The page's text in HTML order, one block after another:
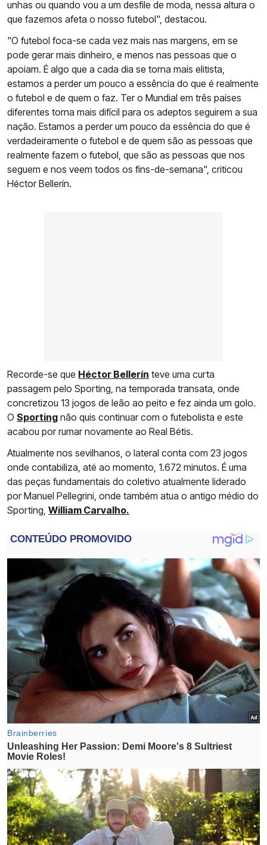
unhas ou quando vou a um desfile de moda, nessa altura o
que fazemos afeta o nosso futebol", destacou.
"O futebol foca-se cada vez mais nas margens, em se
pode gerar mais dinheiro, e menos nas pessoas que o
apoiam. É algo que a cada dia se torna mais elitista,
estamos a perder um pouco a essência do que é realmente
o futebol e de quem o faz. Ter o Mundial em três países
diferentes torna mais difícil para os adeptos seguirem a sua
nação. Estamos a perder um pouco da essência do que é
verdadeiramente o futebol e de quem são as pessoas que
realmente fazem o futebol, que são as pessoas que nos
seguem e nos veem todos os fins-de-semana", criticou
Héctor Bellerín.
Recorde-se que Héctor Bellerín teve uma curta
passagem pelo Sporting, na temporada transata, onde
concretizou 13 jogos de leão ao peito e fez ainda um golo.
O Sporting não quis continuar com o futebolista e este
acabou por rumar novamente ao Real Bétis.
Atualmente nos sevilhanos, o lateral conta com 23 jogos
onde contabiliza, até ao momento, 1.672 minutos. É uma
das peças fundamentais do coletivo atualmente liderado
por Manuel Pellegrini, onde também atua o antigo médio do
Sporting, William Carvalho.